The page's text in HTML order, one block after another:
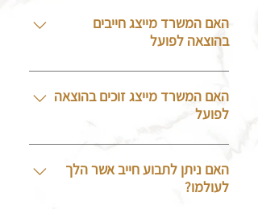
האם המשרד מייצג חייבים
בהוצאה לפועל
כן, משרדנו ידוע בתחום התמחותו
בייצוג חייבים.
האם המשרד מייצג זוכים בהוצאה
לפועל
כן, משרדנו צבר ניסיון רב בייצוג
תאגידים גדולים במשק הישראלי.
האם ניתן לתבוע חייב אשר הלך
לעולמו?